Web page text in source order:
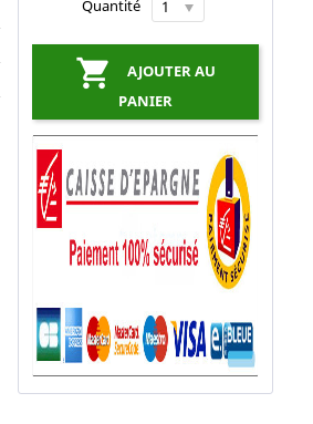
Quantité

AJOUTER AU
PANIER